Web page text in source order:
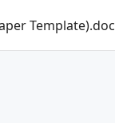
Template).doc